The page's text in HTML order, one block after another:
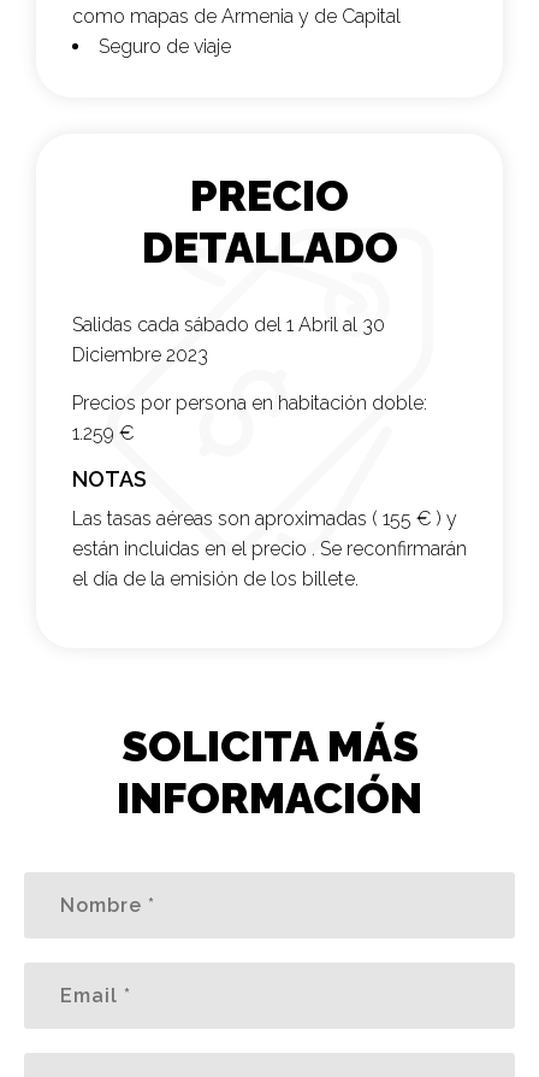
como mapas de Armenia y de Capital
Seguro de viaje
PRECIO
DETALLADO
Salidas cada sábado del 1 Abril al 30
Diciembre 2023
Precios por persona en habitación doble:
1.259 €
NOTAS
Las tasas aéreas son aproximadas ( 155 € ) y
están incluidas en el precio . Se reconfirmarán
el día de la emisión de los billete.
SOLICITA MÁS
INFORMACIÓN